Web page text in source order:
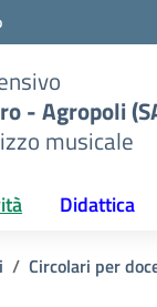
- Agropoli
musicale
Didattica
Circolari per